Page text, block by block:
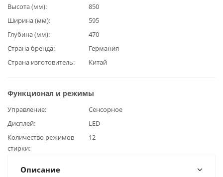
Высота (мм)
850
Ширина (мм)
595
Глубина (мм)
470
Страна бренда
Германия
Страна изготовитель
Китай
Функционал и режимы
Управление
Сенсорное
Дисплей
LED
Количество режимов
стирки
12
Описание